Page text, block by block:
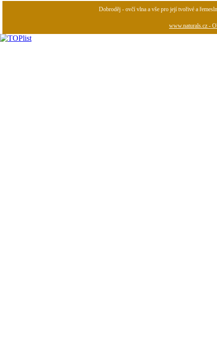
Dobroděj - ovčí vlna a vše pro její tvořivé a
www.naturals.cz -